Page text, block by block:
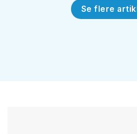
Se flere